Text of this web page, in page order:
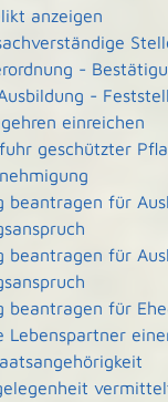
anzeigen
-
-
einreichen
geschützter
beantragen für
beantragen für
beantragen für
Lebenspartner